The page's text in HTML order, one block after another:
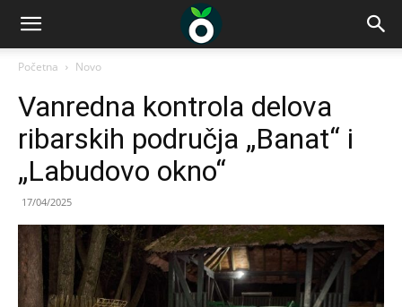
Početna Novo
Vanredna kontrola delova
ribarskih područja „Banat“ i
„Labudovo okno“
17/04/2025